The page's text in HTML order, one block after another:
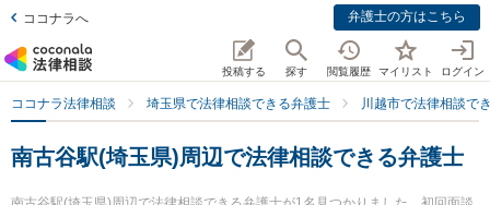
ココナラへ 弁護士の方はこちら
投稿する 探す 閲覧履歴 マイリスト ログイン
ココナラ法律相談 埼玉県で法律相談できる弁護士 川越市で法律相談で
南古谷駅(埼玉県)周辺で法律相談できる弁護士